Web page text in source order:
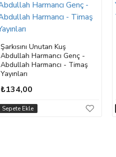
Şarkısını Unutan Kuş
Abdullah Harmancı Genç -
Abdullah Harmancı - Timaş
Yayınları
₺134,00
Sepete Ekle